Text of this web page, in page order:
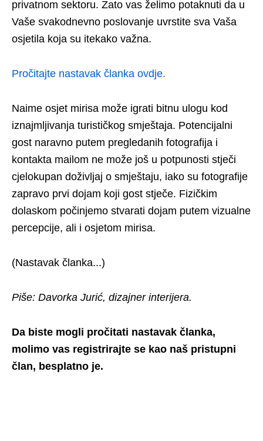
privatnom sektoru. Zato vas želimo potaknuti da u
Vaše svakodnevno poslovanje uvrstite sva Vaša
osjetila koja su itekako važna.
Pročitajte nastavak članka ovdje.
Naime osjet mirisa može igrati bitnu ulogu kod
iznajmljivanja turističkog smještaja. Potencijalni
gost naravno putem pregledanih fotografija i
kontakta mailom ne može još u potpunosti stječi
cjelokupan doživljaj o smještaju, iako su fotografije
zapravo prvi dojam koji gost stječe. Fizičkim
dolaskom počinjemo stvarati dojam putem vizualne
percepcije, ali i osjetom mirisa.
(Nastavak članka...)
Piše: Davorka Jurić, dizajner interijera.
Da biste mogli pročitati nastavak članka,
molimo vas registrirajte se kao naš pristupni
član, besplatno je.